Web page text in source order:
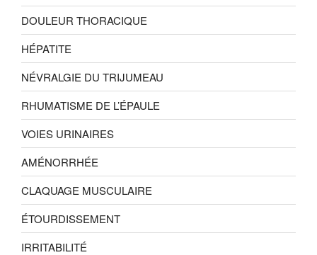
DOULEUR THORACIQUE
HÉPATITE
NÉVRALGIE DU TRIJUMEAU
RHUMATISME DE L’ÉPAULE
VOIES URINAIRES
AMÉNORRHÉE
CLAQUAGE MUSCULAIRE
ÉTOURDISSEMENT
IRRITABILITÉ